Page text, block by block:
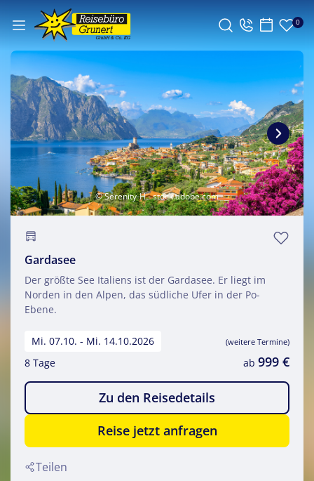
0
© Serenity-H - stock.adobe.com
Gardasee
Der größte See Italiens ist der Gardasee. Er liegt im
Norden in den Alpen, das südliche Ufer in der Po-
Ebene.
Mi. 07.10. - Mi. 14.10.2026 (weitere Termine)
8 Tage ab 999 €
Zu den Reisedetails
Reise jetzt anfragen
Teilen